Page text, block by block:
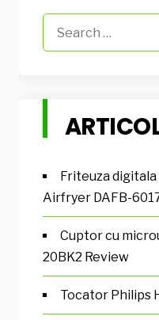
for:
Friteuza
Airfryer DAFB-
Cuptor cu
20BK2 Review
Tocator Philips